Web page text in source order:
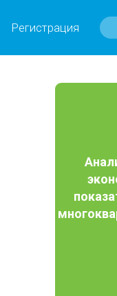
Регистрация